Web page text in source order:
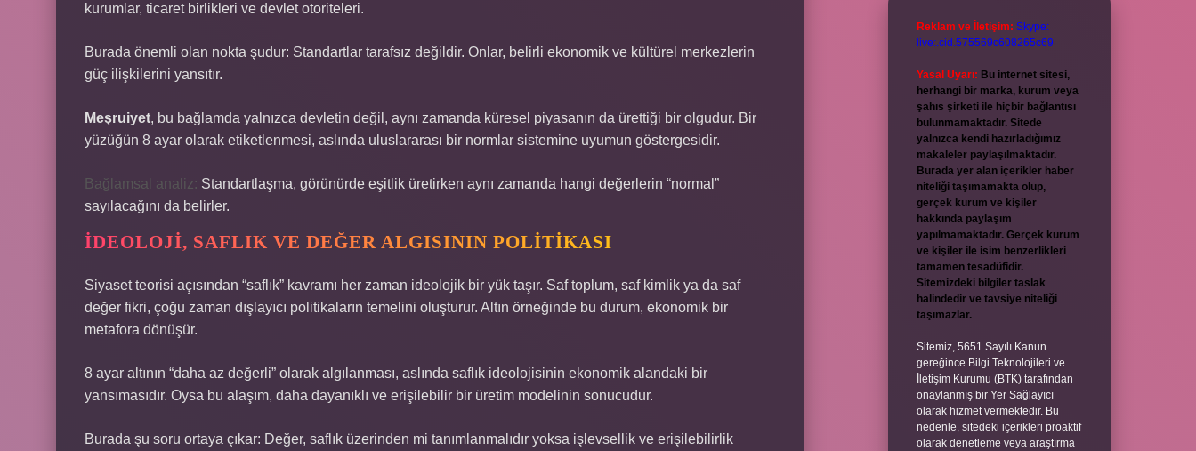
kurumlar, ticaret birlikleri ve devlet otoriteleri.
Burada önemli olan nokta şudur: Standartlar tarafsız değildir. Onlar, belirli ekonomik ve kültürel merkezlerin
güç ilişkilerini yansıtır.
Meşruiyet, bu bağlamda yalnızca devletin değil, aynı zamanda küresel piyasanın da ürettiği bir olgudur. Bir
yüzüğün 8 ayar olarak etiketlenmesi, aslında uluslararası bir normlar sistemine uyumun göstergesidir.
Bağlamsal analiz: Standartlaşma, görünürde eşitlik üretirken aynı zamanda hangi değerlerin “normal”
sayılacağını da belirler.
İDEOLOJI, SAFLIK VE DEĞER ALGISININ POLITIKASI
Siyaset teorisi açısından “saflık” kavramı her zaman ideolojik bir yük taşır. Saf toplum, saf kimlik ya da saf
değer fikri, çoğu zaman dışlayıcı politikaların temelini oluşturur. Altın örneğinde bu durum, ekonomik bir
metafora dönüşür.
8 ayar altının “daha az değerli” olarak algılanması, aslında saflık ideolojisinin ekonomik alandaki bir
yansımasıdır. Oysa bu alaşım, daha dayanıklı ve erişilebilir bir üretim modelinin sonucudur.
Burada şu soru ortaya çıkar: Değer, saflık üzerinden mi tanımlanmalıdır yoksa işlevsellik ve erişilebilirlik
Reklam ve İletişim: Skype:
live:.cid.575569c608265c69
Yasal Uyarı: Bu internet sitesi,
herhangi bir marka, kurum veya
şahıs şirketi ile hiçbir bağlantısı
bulunmamaktadır. Sitede
yalnızca kendi hazırladığımız
makaleler paylaşılmaktadır.
Burada yer alan içerikler haber
niteliği taşımamakta olup,
gerçek kurum ve kişiler
hakkında paylaşım
yapılmamaktadır. Gerçek kurum
ve kişiler ile isim benzerlikleri
tamamen tesadüfidir.
Sitemizdeki bilgiler taslak
halindedir ve tavsiye niteliği
taşımazlar.
Sitemiz, 5651 Sayılı Kanun
gereğince Bilgi Teknolojileri ve
İletişim Kurumu (BTK) tarafından
onaylanmış bir Yer Sağlayıcı
olarak hizmet vermektedir. Bu
nedenle, sitedeki içerikleri proaktif
olarak denetleme veya araştırma